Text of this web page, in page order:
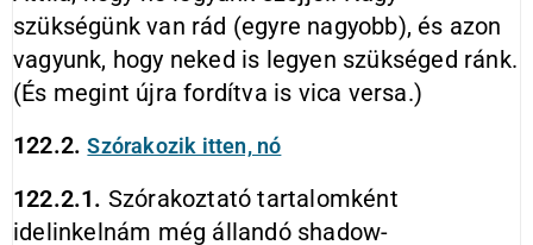
szükségünk van rád (egyre nagyobb), és azon
vagyunk, hogy neked is legyen szükséged ránk.
(És megint újra fordítva is vica versa.)
122.2.Szórakozik itten, nó
122.2.1. Szórakoztató tartalomként
idelinkelnám még állandó shadow-